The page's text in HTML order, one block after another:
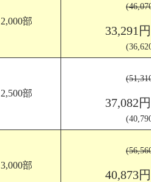
2,000部
33,291
2,500部
37,082
3,000部
40,873